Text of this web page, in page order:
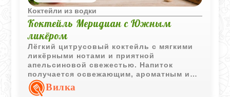
Коктейли из водки
Коктейль Меридиан с Южным
ликёром
Лёгкий цитрусовый коктейль с мягкими
ликёрными нотами и приятной
апельсиновой свежестью. Напиток
получается освежающим, ароматным и
отлично подходит для неспешной подачи
через соломинку.
Вилка